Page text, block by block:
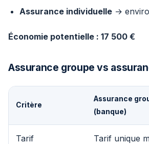
Assurance individuelle →
Économie potentielle : 17 500 €
Assurance groupe vs
Critère
Assurance
(banque)
Tarif Tarif unique